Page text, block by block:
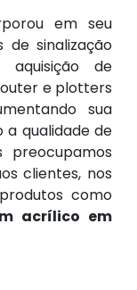
em seu
sinalização
aquisição de
e plotters
sua
qualidade de
preocupamos
clientes, nos
como
acrílico em